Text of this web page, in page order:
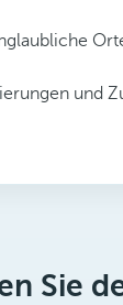
und
Sie